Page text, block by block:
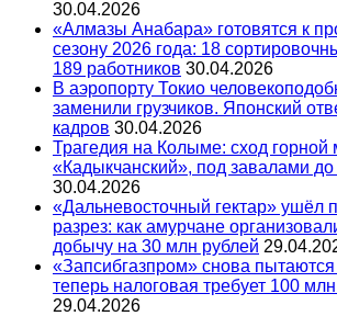
30.04.2026
«Алмазы Анабара» готовятся к
сезону 2026 года: 18
189 работников 30.04.2026
В аэропорту Токио
заменили грузчиков. Японский
кадров 30.04.2026
Трагедия на Колыме: сход горной
«Кадыкчанский», под завалами до
30.04.2026
«Дальневосточный гектар» ушёл
разрез: как амурчане
добычу на 30 млн рублей
«Запсибгазпром» снова пытаются
теперь налоговая требует 100
29.04.2026